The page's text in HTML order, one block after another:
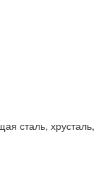
сталь, хрусталь,